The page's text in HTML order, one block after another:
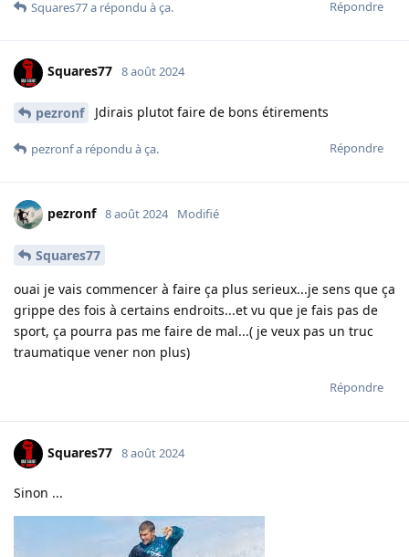
Répondre
Squares77a répondu à ça.
Squares77 8 août 2024
pezronf Jdirais plutot faire de bons étirements
Répondre
pezronfa répondu à ça.
pezronf 8 août 2024 Modifié
Squares77
ouai je vais commencer à faire ça plus serieux...je sens que ça
grippe des fois à certains endroits...et vu que je fais pas de
sport, ça pourra pas me faire de mal...( je veux pas un truc
traumatique vener non plus)
Répondre
Squares77 8 août 2024
Sinon ...